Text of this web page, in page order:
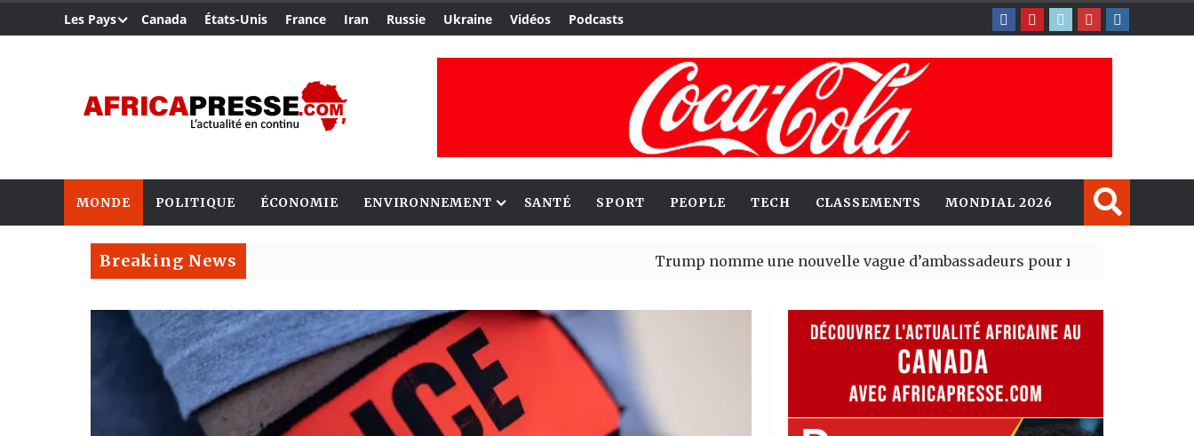
Les Pays Canada États-Unis France Iran Russie Ukraine Vidéos Podcasts
MONDE POLITIQUE ÉCONOMIE ENVIRONNEMENT SANTÉ SPORT PEOPLE TECH CLASSEMENTS MONDIAL 2026
Breaking News Trump nomme une nouvelle vague d’ambassadeurs pour renforcer la présence